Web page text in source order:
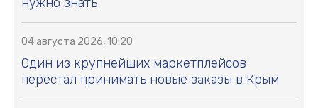
Daihatsu Move и Move Canbus